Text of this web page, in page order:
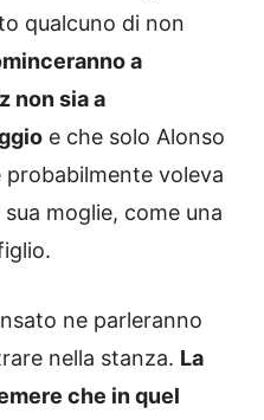
qualcuno di non
a
non sia a
e che solo Alonso
voleva
moglie, come una
ne parleranno
nella stanza. La
che in quel